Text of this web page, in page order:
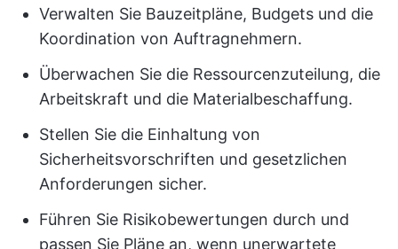
Verwalten Sie Bauzeitpläne, Budgets und die
Koordination von Auftragnehmern.
Überwachen Sie die Ressourcenzuteilung, die
Arbeitskraft und die Materialbeschaffung.
Stellen Sie die Einhaltung von
Sicherheitsvorschriften und gesetzlichen
Anforderungen sicher.
Führen Sie Risikobewertungen durch und
passen Sie Pläne an, wenn unerwartete